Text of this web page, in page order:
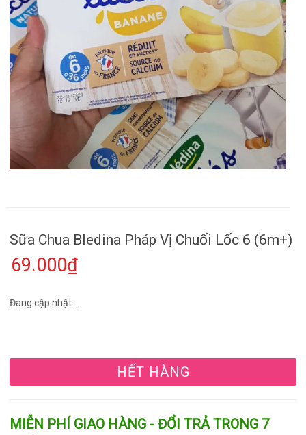
Sữa Chua Bledina Pháp Vị Chuối Lốc 6 (6m+)
69.000₫
Đang cập nhật...
HẾT HÀNG
MIỄN PHÍ GIAO HÀNG - ĐỔI TRẢ TRONG 7